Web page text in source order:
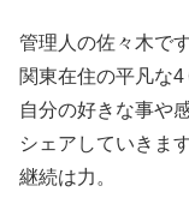
管理人の佐々木です
関東在住の平凡な
自分の好きな事や
シェアしていきます
継続は力。